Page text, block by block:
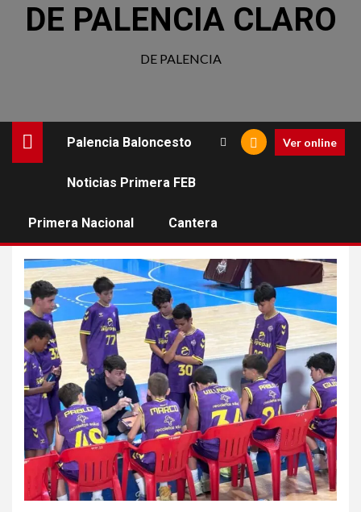
DE PALENCIA CLARO
DE PALENCIA
Palencia Baloncesto
Noticias Primera FEB
Primera Nacional Cantera
Ver online
Filipenses